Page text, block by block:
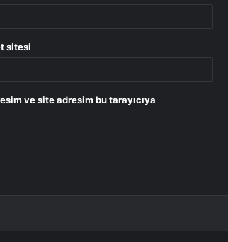
sitesi
ve site adresim bu tarayıcıya